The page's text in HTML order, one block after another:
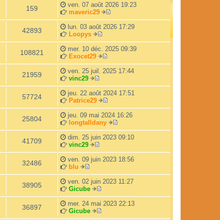
e
r
n
i
e
r
m
e
s
s
a
g
e
l
e
d
e
n
i
e
r
m
e
s
s
a
g
e
159
ven. 07 août 2026 19:23
maveric29
V
o
r
l
d
e
n
i
r
m
e
s
s
g
e
42893
lun. 03 août 2026 17:29
Loopys
V
i
r
l
d
e
r
n
i
e
r
m
s
s
g
e
108821
mer. 10 déc. 2025 09:39
Exocet29
V
o
r
l
e
d
e
r
n
i
r
m
s
s
g
e
21959
ven. 25 juil. 2025 17:44
vinc29
V
o
i
r
e
d
e
n
i
r
m
e
s
s
a
g
57724
jeu. 22 août 2024 17:51
Patrice29
V
o
i
r
l
d
e
n
i
r
m
s
25804
jeu. 09 mai 2024 16:26
longtalldany
V
o
r
d
e
n
r
41709
dim. 25 juin 2023 09:10
vinc29
V
o
r
l
e
d
e
r
n
32486
ven. 09 juin 2023 18:56
blu
V
o
i
r
e
d
38905
ven. 02 juin 2023 11:27
Gicube
V
o
r
36897
mer. 24 mai 2023 22:13
Gicube
V